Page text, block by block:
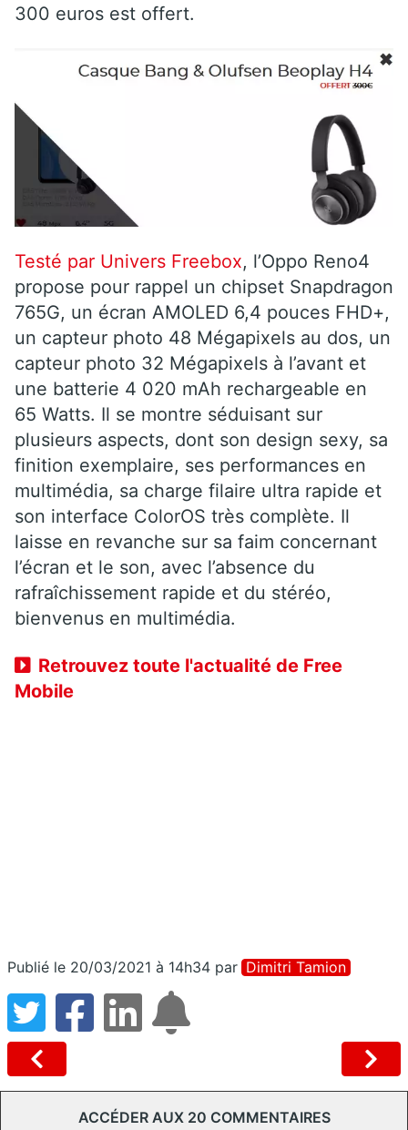
300 euros est offert.
Testé par Univers Freebox, l’Oppo Reno4
propose pour rappel un chipset Snapdragon
765G, un écran AMOLED 6,4 pouces FHD+,
un capteur photo 48 Mégapixels au dos, un
capteur photo 32 Mégapixels à l’avant et
une batterie 4 020 mAh rechargeable en
65 Watts. Il se montre séduisant sur
plusieurs aspects, dont son design sexy, sa
finition exemplaire, ses performances en
multimédia, sa charge filaire ultra rapide et
son interface ColorOS très complète. Il
laisse en revanche sur sa faim concernant
l’écran et le son, avec l’absence du
rafraîchissement rapide et du stéréo,
bienvenus en multimédia.
Retrouvez toute l'actualité de Free
Mobile
Publié le 20/03/2021 à 14h34 par Dimitri Tamion
ACCÉDER AUX 20 COMMENTAIRES